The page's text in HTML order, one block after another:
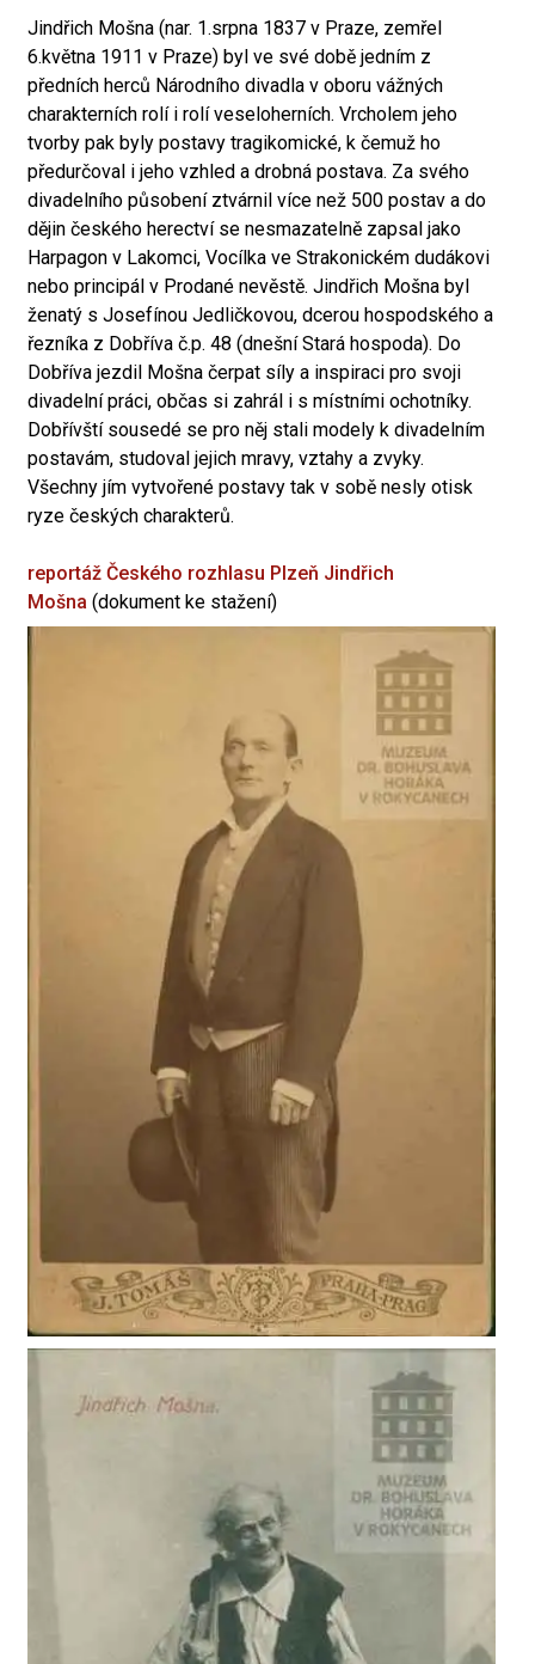
Jindřich Mošna (nar. 1.srpna 1837 v Praze, zemřel
6.května 1911 v Praze) byl ve své době jedním z
předních herců Národního divadla v oboru vážných
charakterních rolí i rolí veseloherních. Vrcholem jeho
tvorby pak byly postavy tragikomické, k čemuž ho
předurčoval i jeho vzhled a drobná postava. Za svého
divadelního působení ztvárnil více než 500 postav a do
dějin českého herectví se nesmazatelně zapsal jako
Harpagon v Lakomci, Vocílka ve Strakonickém dudákovi
nebo principál v Prodané nevěstě. Jindřich Mošna byl
ženatý s Josefínou Jedličkovou, dcerou hospodského a
řezníka z Dobříva č.p. 48 (dnešní Stará hospoda). Do
Dobříva jezdil Mošna čerpat síly a inspiraci pro svoji
divadelní práci, občas si zahrál i s místními ochotníky.
Dobřívští sousedé se pro něj stali modely k divadelním
postavám, studoval jejich mravy, vztahy a zvyky.
Všechny jím vytvořené postavy tak v sobě nesly otisk
ryze českých charakterů.
reportáž Českého rozhlasu Plzeň Jindřich
Mošna (dokument ke stažení)